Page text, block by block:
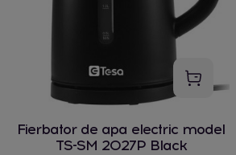
Fierbator de apa electric model
TS-SM 2027P Black